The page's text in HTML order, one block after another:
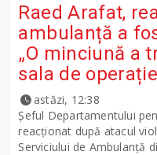
Raed Arafat,
ambulanță a
„O minciună a
sala de
astăzi, 12:38
Șeful Departamentului
reacționat după atacul
Serviciului de Ambulanță